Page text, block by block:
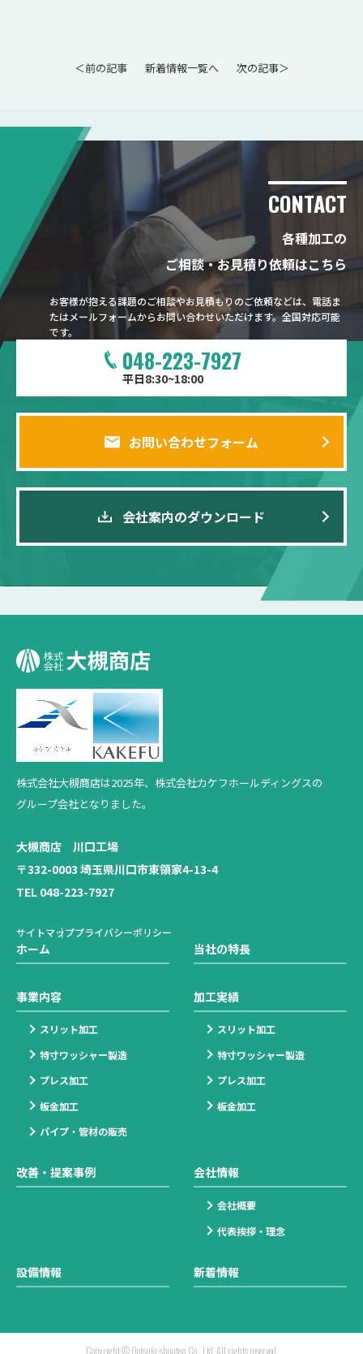
＜前の記事 新着情報一覧へ 次の記事＞
CONTACT
各種加工の
ご相談・お見積り依頼はこちら
お客様が抱える課題のご相談やお見積もりのご依頼などは、電話ま
たはメールフォームからお問い合わせいただけます。全国対応可能
です。
048-223-7927
平日8:30~18:00
お問い合わせフォーム
会社案内のダウンロード
株式会社大槻商店は2025年、 株式会社カケフホールディングスの
グループ会社となりました。
大槻商店 川口工場
〒332-0003 埼玉県川口市東領家4-13-4
TEL 048-223-7927
サイトマッププライバシーポリシー
ホーム 当社の特長
事業内容
スリット加工
特寸ワッシャー製造
プレス加工
板金加工
パイプ・管材の販売
加工実績
スリット加工
特寸ワッシャー製造
プレス加工
板金加工
改善・提案事例 会社情報
会社概要
代表挨拶・理念
設備情報 新着情報
Copyright © Ootsuki-shouten Co., Ltd. All rights reserved.